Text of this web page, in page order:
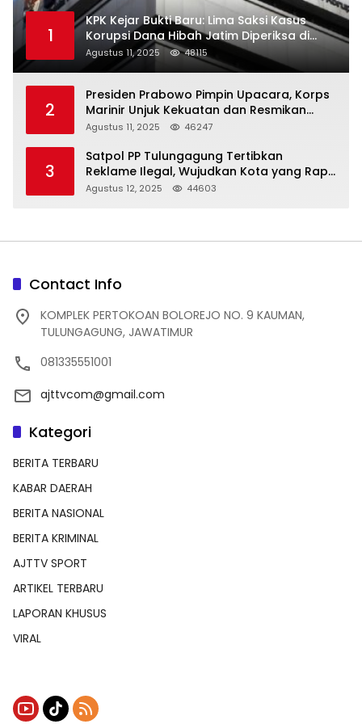
1
KPK Kejar Bukti Baru: Lima Saksi Kasus
Korupsi Dana Hibah Jatim Diperiksa di
Trenggalek
Agustus 11, 2025 48115
2
Presiden Prabowo Pimpin Upacara, Korps
Marinir Unjuk Kekuatan dan Resmikan
Struktur Baru
Agustus 11, 2025 46247
3
Satpol PP Tulungagung Tertibkan
Reklame Ilegal, Wujudkan Kota yang Rapi
dan Indah
Agustus 12, 2025 44603
Contact Info
KOMPLEK PERTOKOAN BOLOREJO NO. 9 KAUMAN,
TULUNGAGUNG, JAWATIMUR
081335551001
ajttvcom@gmail.com
Kategori
BERITA TERBARU
KABAR DAERAH
BERITA NASIONAL
BERITA KRIMINAL
AJTTV SPORT
ARTIKEL TERBARU
LAPORAN KHUSUS
VIRAL